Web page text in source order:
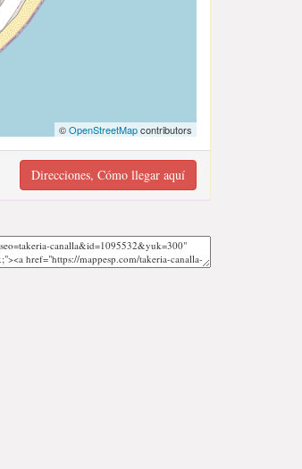
©OpenStreetMapcontributors
Direcciones, Cómo llegar aquí